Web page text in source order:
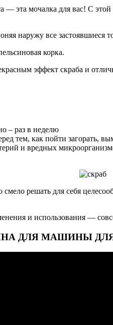
— эта мочалка для вас! С
наружу все застоявшиеся
корка.
эффект скраба и
– раз в неделю
тем, как пойти загорать,
и вредных
решать для себя
и использования —
ДЛЯ МАШИНЫ